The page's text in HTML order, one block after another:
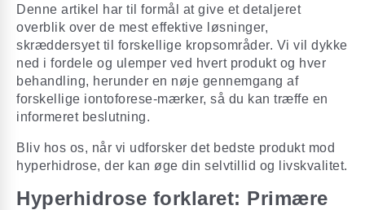
Denne artikel har til formål at give et detaljeret
overblik over de mest effektive løsninger,
skræddersyet til forskellige kropsområder. Vi vil dykke
ned i fordele og ulemper ved hvert produkt og hver
behandling, herunder en nøje gennemgang af
forskellige iontoforese-mærker, så du kan træffe en
informeret beslutning.
Bliv hos os, når vi udforsker det bedste produkt mod
hyperhidrose, der kan øge din selvtillid og livskvalitet.
Hyperhidrose forklaret: Primære